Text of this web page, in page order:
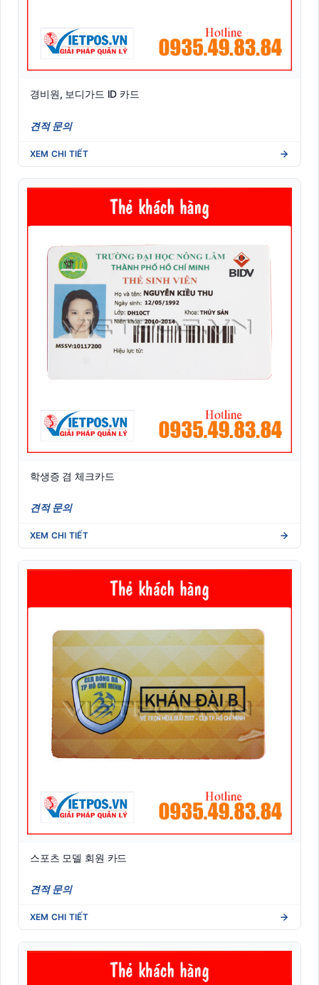
경비원, 보디가드 ID 카드
견적 문의
XEM CHI TIẾT
학생증 겸 체크카드
견적 문의
XEM CHI TIẾT
스포츠 모델 회원 카드
견적 문의
XEM CHI TIẾT